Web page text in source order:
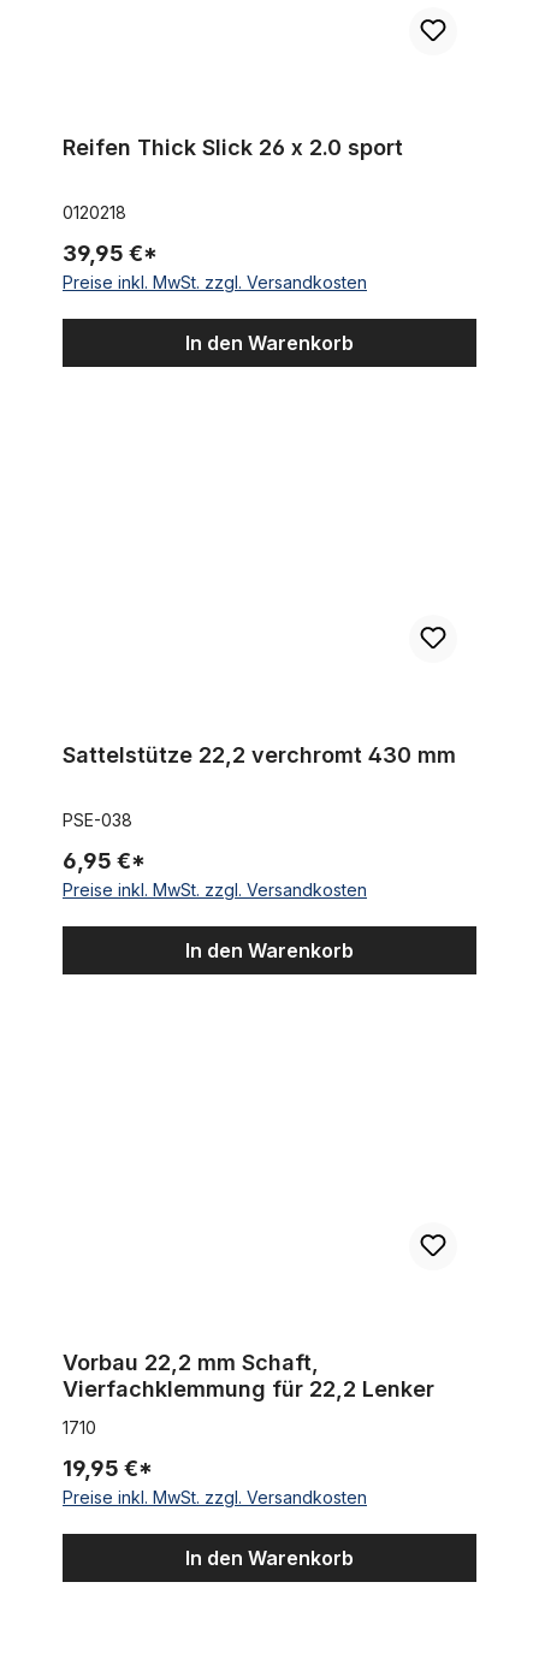
Reifen Thick Slick 26 x 2.0 sport
0120218
39,95 €*
Preise inkl. MwSt. zzgl. Versandkosten
In den Warenkorb
Sattelstütze 22,2 verchromt 430 mm
PSE-038
6,95 €*
Preise inkl. MwSt. zzgl. Versandkosten
In den Warenkorb
Vorbau 22,2 mm Schaft,
Vierfachklemmung für 22,2 Lenker
1710
19,95 €*
Preise inkl. MwSt. zzgl. Versandkosten
In den Warenkorb